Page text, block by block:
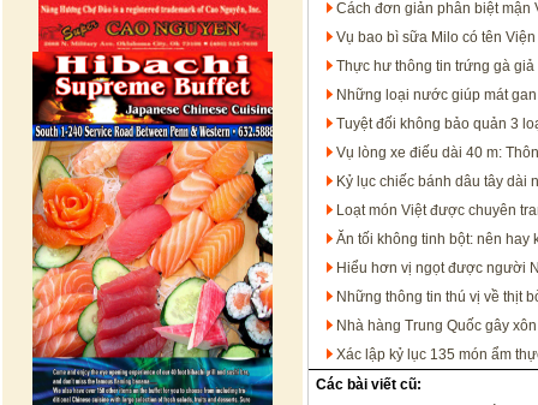
Cách đơn giản phân biệt mận
Vụ bao bì sữa Milo có tên
Thực hư thông tin trứng gà
Những loại nước giúp mát
Tuyệt đối không bảo quản 3
Vụ lòng xe điếu dài 40 m:
Kỷ lục chiếc bánh dâu tây dài
Loạt món Việt được chuyên
Ăn tối không tinh bột: nên hay
Hiểu hơn vị ngọt được người
Những thông tin thú vị về thịt
Nhà hàng Trung Quốc gây
Xác lập kỷ lục 135 món ẩm
Các bài viết cũ: